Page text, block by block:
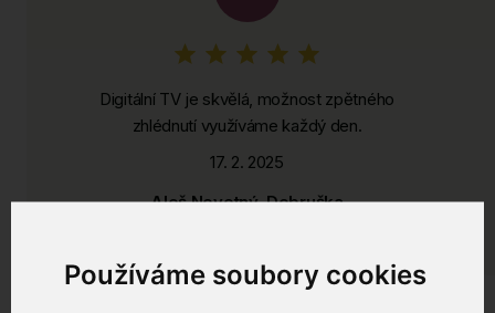
Používáme soubory cookies
Digitální TV je skvělá, možnost zpětného
zhlédnutí využíváme každý den.
17. 2. 2025
Aleš Novotný, Dobruška